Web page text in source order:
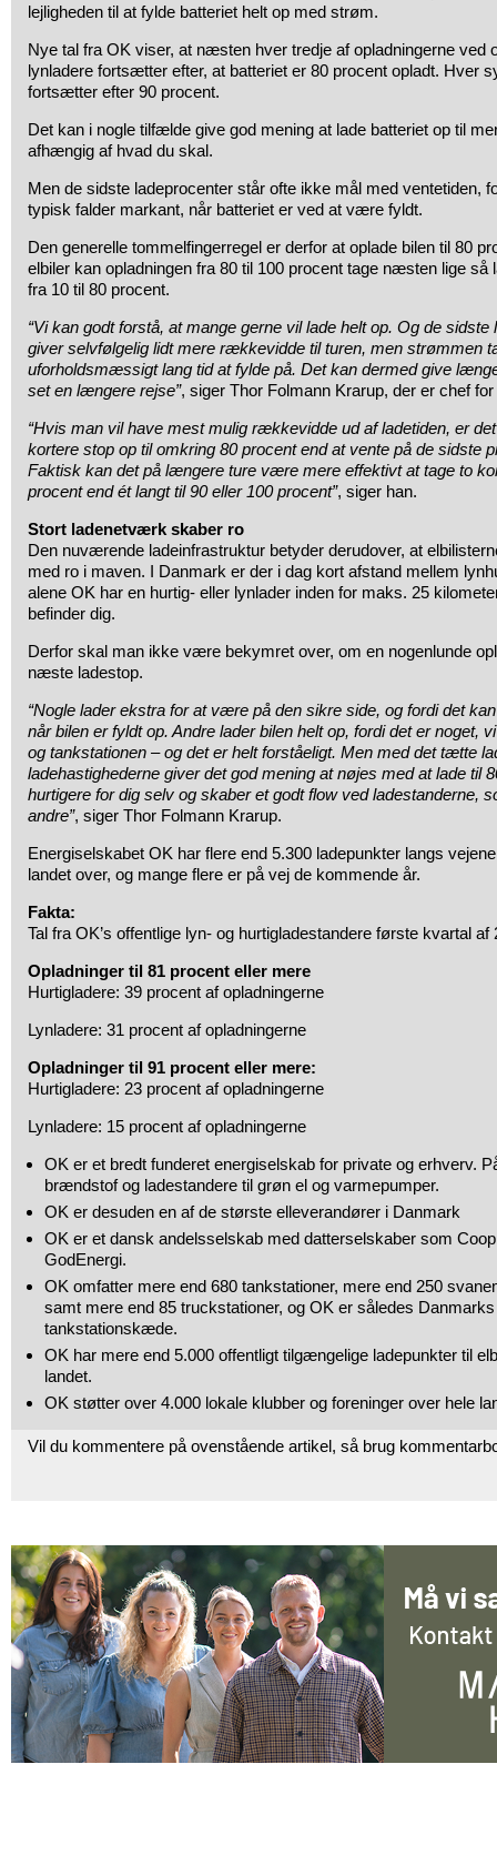
lejligheden til at fylde batteriet helt op med strøm.
Nye tal fra OK viser, at næsten hver tredje af opladningerne ved
lynladere fortsætter efter, at batteriet er 80 procent opladt. Hver
fortsætter efter 90 procent.
Det kan i nogle tilfælde give god mening at lade batteriet op til
afhængig af hvad du skal.
Men de sidste ladeprocenter står ofte ikke mål med ventetiden,
typisk falder markant, når batteriet er ved at være fyldt.
Den generelle tommelfingerregel er derfor at oplade bilen til 80
elbiler kan opladningen fra 80 til 100 procent tage næsten lige så
fra 10 til 80 procent.
“Vi kan godt forstå, at mange gerne vil lade helt op. Og de
giver selvfølgelig lidt mere rækkevidde til turen, men strømmen
uforholdsmæssigt lang tid at fylde på. Det kan dermed give
set en længere rejse”, siger Thor Folmann Krarup, der er chef
“Hvis man vil have mest mulig rækkevidde ud af ladetiden, er
kortere stop op til omkring 80 procent end at vente på de sidste
Faktisk kan det på længere ture være mere effektivt at tage to
procent end ét langt til 90 eller 100 procent”, siger han.
Stort ladenetværk skaber ro
Den nuværende ladeinfrastruktur betyder derudover, at
med ro i maven. I Danmark er der i dag kort afstand mellem
alene OK har en hurtig- eller lynlader inden for maks. 25
befinder dig.
Derfor skal man ikke være bekymret over, om en nogenlunde
næste ladestop.
“Nogle lader ekstra for at være på den sikre side, og fordi det
når bilen er fyldt op. Andre lader bilen helt op, fordi det er noget,
og tankstationen – og det er helt forståeligt. Men med det tætte
ladehastighederne giver det god mening at nøjes med at lade til
hurtigere for dig selv og skaber et godt flow ved ladestanderne,
andre”, siger Thor Folmann Krarup.
Energiselskabet OK har flere end 5.300 ladepunkter langs
landet over, og mange flere er på vej de kommende år.
Fakta:
Tal fra OK’s offentlige lyn- og hurtigladestandere første kvartal af
Opladninger til 81 procent eller mere
Hurtigladere: 39 procent af opladningerne
Lynladere: 31 procent af opladningerne
Opladninger til 91 procent eller mere:
Hurtigladere: 23 procent af opladningerne
Lynladere: 15 procent af opladningerne
OK er et bredt funderet energiselskab for private og erhverv.
brændstof og ladestandere til grøn el og varmepumper.
OK er desuden en af de største elleverandører i Danmark
OK er et dansk andelsselskab med datterselskaber som
GodEnergi.
OK omfatter mere end 680 tankstationer, mere end 250
samt mere end 85 truckstationer, og OK er således
tankstationskæde.
OK har mere end 5.000 offentligt tilgængelige ladepunkter til
landet.
OK støtter over 4.000 lokale klubber og foreninger over hele
Vil du kommentere på ovenstående artikel, så brug